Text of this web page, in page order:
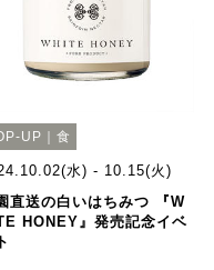
UP｜食
水) - 10.15(火)
直送の白いはちみつ 『W
HONEY』発売記念イベ